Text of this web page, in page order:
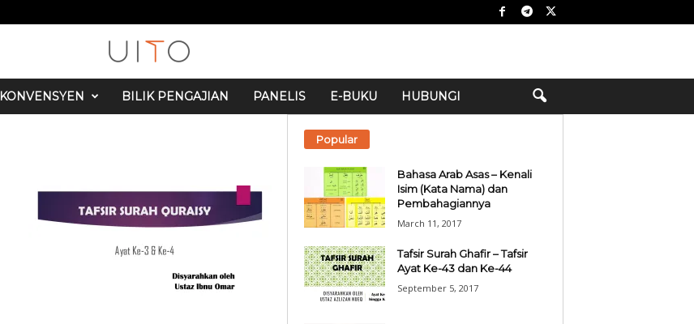
KONVENSYEN BILIK PENGAJIAN PANELIS E-BUKU HUBUNGI
Popular
Bahasa Arab Asas – Kenali
Isim (Kata Nama) dan
Pembahagiannya
March 11, 2017
Tafsir Surah Ghafir – Tafsir
Ayat Ke-43 dan Ke-44
September 5, 2017